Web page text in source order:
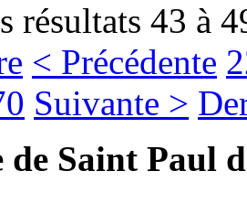
résultats 43 à
< Précédente
Suivante >
de Saint Paul